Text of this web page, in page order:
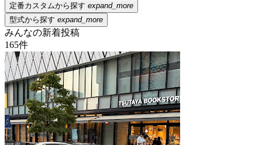
定番カスタムから探す expand_more
型式から探す expand_more
みんなの新着投稿
165件